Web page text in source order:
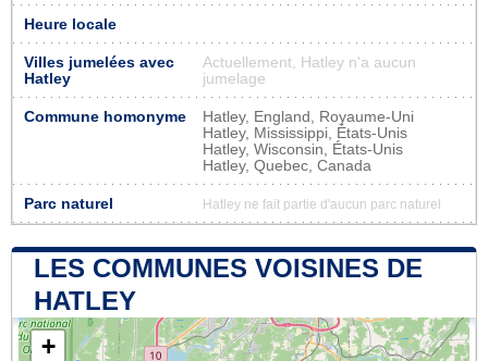
Heure locale
Villes jumelées avec
Hatley
Actuellement, Hatley n'a aucun
jumelage
Commune homonyme
Hatley, England, Royaume-Uni
Hatley, Mississippi, États-Unis
Hatley, Wisconsin, États-Unis
Hatley, Quebec, Canada
Parc naturel Hatley ne fait partie d'aucun parc naturel
LES COMMUNES VOISINES DE
HATLEY
+